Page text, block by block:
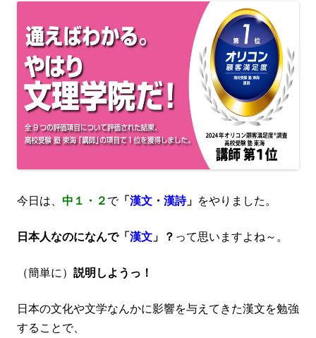
今日は、 中１・２ で「 漢文 ・ 漢詩」 をやりました。
日本人なのになんで「 漢文 」 ？ って思いますよね～。
（簡単に） 説明しようっ！
日本の文化や文学なんかに影響を与えてきた漢文を勉強
することで、